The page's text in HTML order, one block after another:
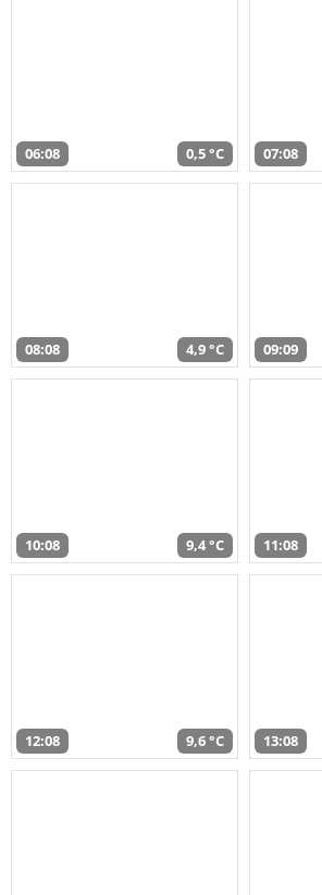
06:08 0,5 °C 07:08
08:08 4,9 °C 09:09
10:08 9,4 °C 11:08
12:08 9,6 °C 13:08